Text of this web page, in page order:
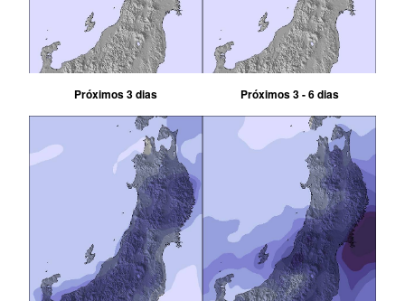
Próximos 3 dias Próximos 3 - 6 dias